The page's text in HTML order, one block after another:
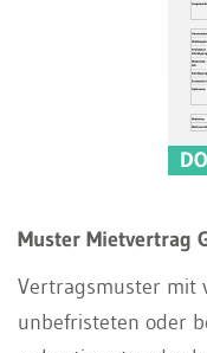
Muster Mietvertrag
Vertragsmuster mit
unbefristeten oder